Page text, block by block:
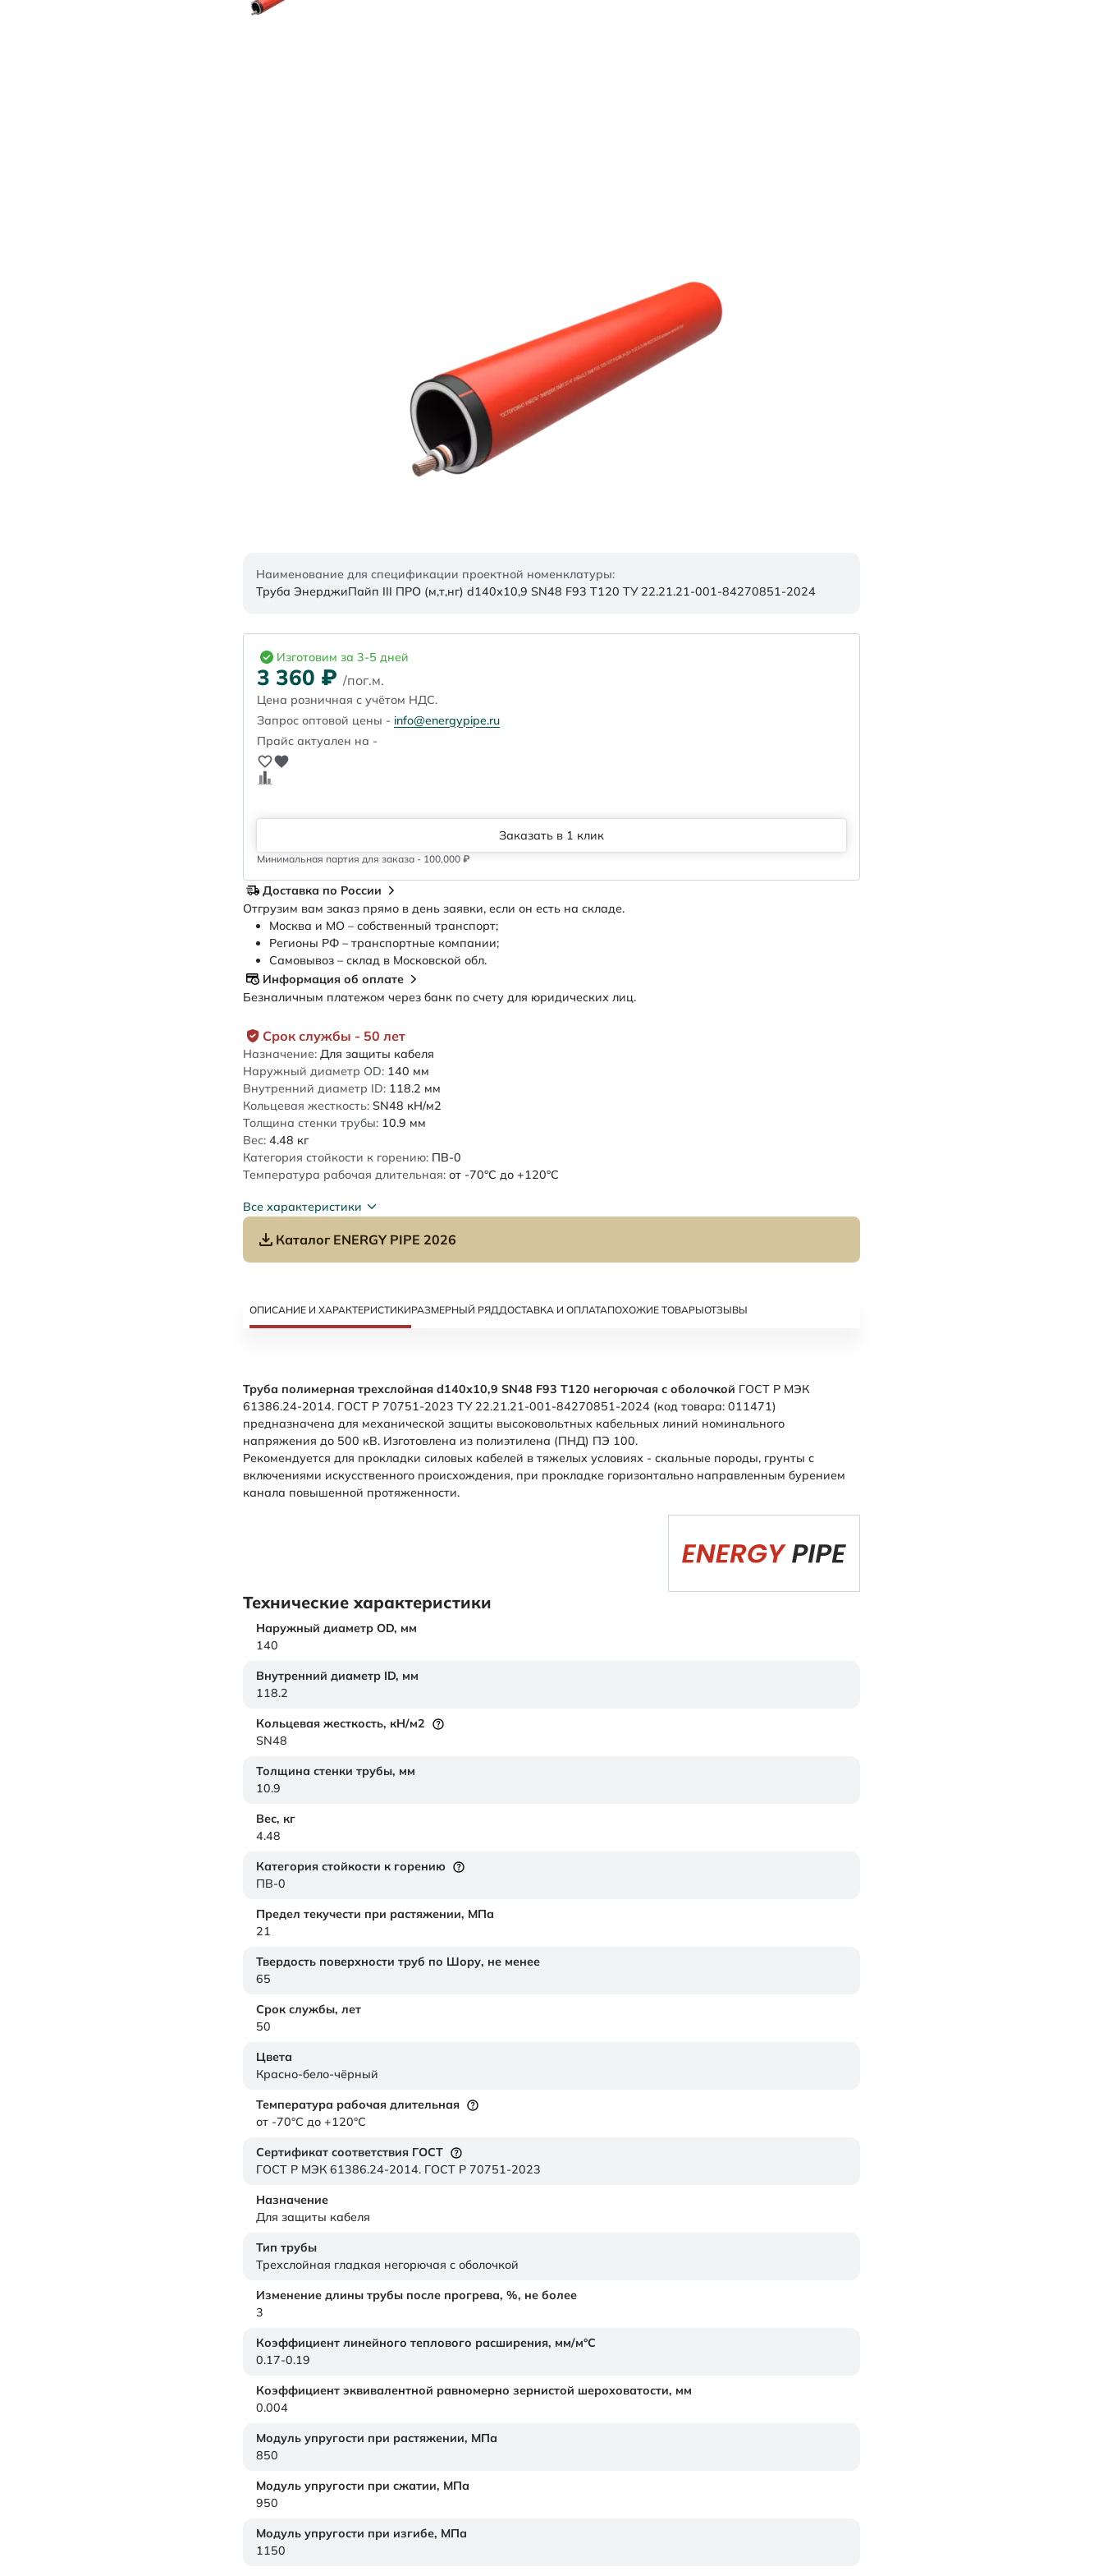
Наименование для спецификации проектной номенклатуры:
Труба ЭнерджиПайп III ПРО (м,т,нг) d140х10,9 SN48 F93 Т120 ТУ 22.21.21-001-84270851-2024
Срок службы - 50 лет
Назначение: Для защиты кабеля
Наружный диаметр OD: 140 мм
Внутренний диаметр ID: 118.2 мм
Кольцевая жесткость: SN48 кН/м2
Толщина стенки трубы: 10.9 мм
Вес: 4.48 кг
Категория стойкости к горению: ПВ-0
Температура рабочая длительная: от -70°C до +120°C
Все характеристики
Каталог ENERGY PIPE 2026
Изготовим за 3-5 дней
3 360 ₽ /пог.м.
Цена розничная с учётом НДС.
Запрос оптовой цены - info@energypipe.ru
Прайс актуален на -
Заказать в 1 клик
Минимальная партия для заказа - 100,000 ₽
Доставка по России
Отгрузим вам заказ прямо в день заявки, если он есть на складе.
Москва и МО – собственный транспорт;
Регионы РФ – транспортные компании;
Самовывоз – склад в Московской обл.
Информация об оплате
Безналичным платежом через банк по счету для юридических лиц.
ОПИСАНИЕ И ХАРАКТЕРИСТИКИРАЗМЕРНЫЙ РЯДДОСТАВКА И ОПЛАТАПОХОЖИЕ ТОВАРЫОТЗЫВЫ
Труба полимерная трехслойная d140х10,9 SN48 F93 Т120 негорючая с оболочкой ГОСТ Р МЭК
61386.24-2014. ГОСТ Р 70751-2023 ТУ 22.21.21-001-84270851-2024 (код товара: 011471)
предназначена для механической защиты высоковольтных кабельных линий номинального
напряжения до 500 кВ. Изготовлена из полиэтилена (ПНД) ПЭ 100.
Рекомендуется для прокладки силовых кабелей в тяжелых условиях - скальные породы, грунты с
включениями искусственного происхождения, при прокладке горизонтально направленным бурением
канала повышенной протяженности.
Технические характеристики
Наружный диаметр OD, мм
140
Внутренний диаметр ID, мм
118.2
Кольцевая жесткость, кН/м2
SN48
Толщина стенки трубы, мм
10.9
Вес, кг
4.48
Категория стойкости к горению
ПВ-0
Предел текучести при растяжении, МПа
21
Твердость поверхности труб по Шору, не менее
65
Срок службы, лет
50
Цвета
Красно-бело-чёрный
Температура рабочая длительная
от -70°C до +120°C
Сертификат соответствия ГОСТ
ГОСТ Р МЭК 61386.24-2014. ГОСТ Р 70751-2023
Назначение
Для защиты кабеля
Тип трубы
Трехслойная гладкая негорючая с оболочкой
Изменение длины трубы после прогрева, %, не более
3
Коэффициент линейного теплового расширения, мм/м°С
0.17-0.19
Коэффициент эквивалентной равномерно зернистой шероховатости, мм
0.004
Модуль упругости при растяжении, МПа
850
Модуль упругости при сжатии, МПа
950
Модуль упругости при изгибе, МПа
1150